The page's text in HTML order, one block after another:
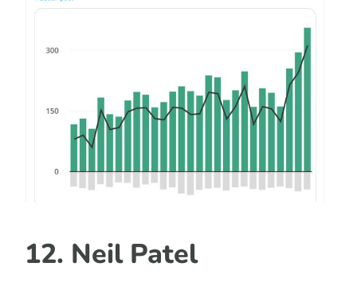
12. Neil Patel